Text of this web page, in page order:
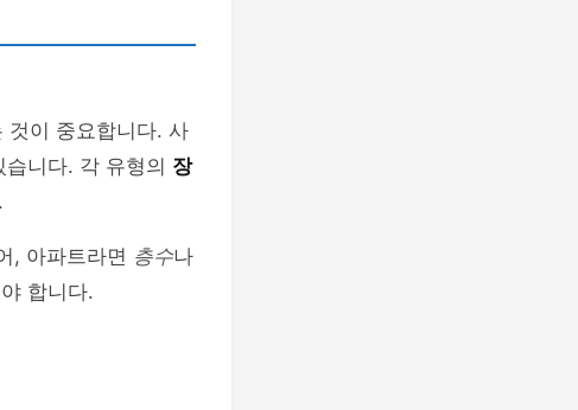
것이 중요합니다. 사
니다. 각 유형의 장
, 아파트라면 층수나
합니다.